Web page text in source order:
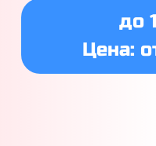
до
Цена: